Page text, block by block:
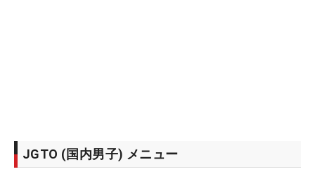
JGTO (国内男子) メニュー